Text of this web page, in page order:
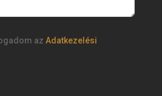
az Adatkezelési